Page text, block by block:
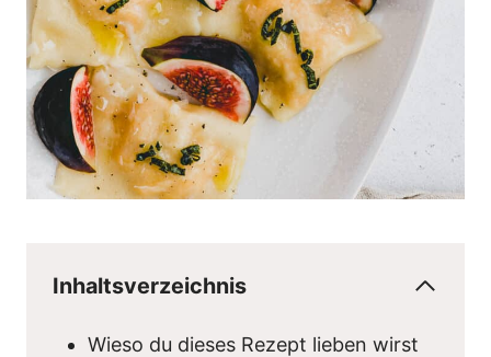
Inhaltsverzeichnis
Wieso du dieses Rezept lieben wirst